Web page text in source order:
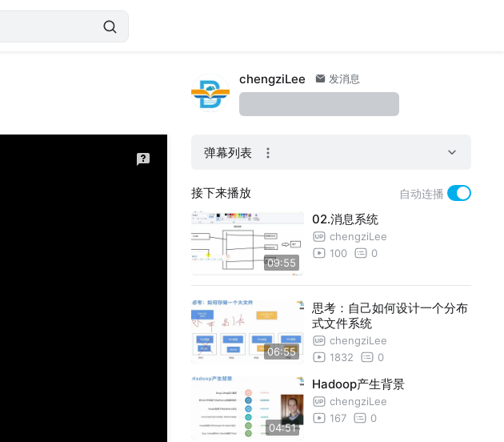
chengziLee 发消息
弹幕列表
接下来播放 自动连播
09:55
02.消息系统
chengziLee
100
0
06:55
思考：自己如何设计一个分布
式文件系统
chengziLee
1832
0
04:51
Hadoop产生背景
chengziLee
167
0